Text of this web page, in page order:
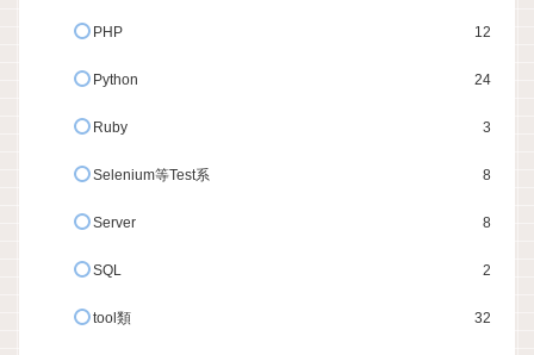
PHP 12
Python 24
Ruby 3
Selenium等Test系 8
Server 8
SQL 2
tool類 32